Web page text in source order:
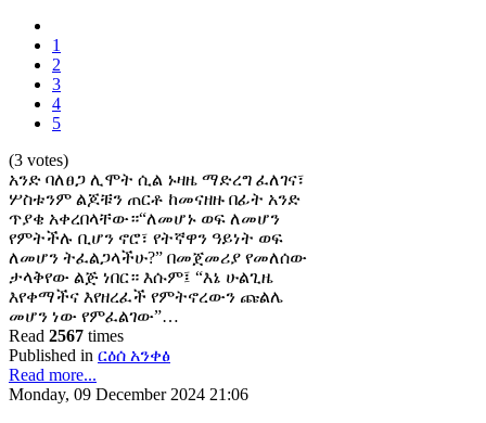
1
2
3
4
5
(3 votes)
አንድ ባለፀጋ ሊሞት ሲል ኑዛዜ ማድረግ ፈለገና፣
ሦስቱንም ልጆቹን ጠርቶ ከመናዘዙ በፊት አንድ
ጥያቄ አቀረበላቸው።“ለመሆኑ ወፍ ለመሆን
የምትችሉ ቢሆን ኖሮ፣ የትኛዋን ዓይነት ወፍ
ለመሆን ትፈልጋላችሁ?” በመጀመሪያ የመለሰው
ታላቅየው ልጅ ነበር። እሱም፤ “እኔ ሁልጊዜ
እየቀማችና እየዘረፈች የምትኖረውን ጩልሌ
መሆን ነው የምፈልገው”…
Read 2567 times
Published in ርዕሰ አንቀፅ
Read more...
Monday, 09 December 2024 21:06